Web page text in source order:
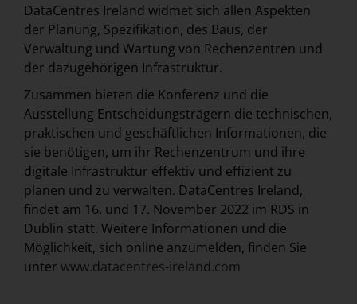
DataCentres Ireland widmet sich allen Aspekten
der Planung, Spezifikation, des Baus, der
Verwaltung und Wartung von Rechenzentren und
der dazugehörigen Infrastruktur.
Zusammen bieten die Konferenz und die
Ausstellung Entscheidungsträgern die technischen,
praktischen und geschäftlichen Informationen, die
sie benötigen, um ihr Rechenzentrum und ihre
digitale Infrastruktur effektiv und effizient zu
planen und zu verwalten. DataCentres Ireland,
findet am 16. und 17. November 2022 im RDS in
Dublin statt. Weitere Informationen und die
Möglichkeit, sich online anzumelden, finden Sie
unter www.datacentres-ireland.com